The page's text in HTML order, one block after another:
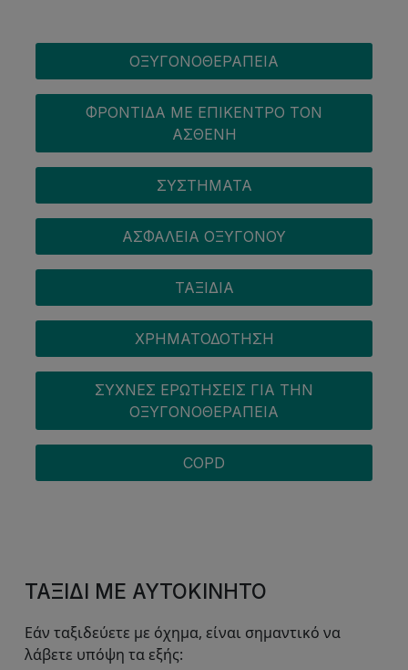
OXYGEN MENUΟΞΥΓΟΝΟΘΕΡΑΠΕΊΑ
ΦΡΟΝΤΊΔΑ ΜΕ ΕΠΊΚΕΝΤΡΟ ΤΟΝ
ΑΣΘΕΝΉ
ΣΥΣΤΉΜΑΤΑ
ΑΣΦΆΛΕΙΑ ΟΞΥΓΌΝΟΥ
ΤΑΞΊΔΙΑ
ΧΡΗΜΑΤΟΔΌΤΗΣΗ
ΣΥΧΝΈΣ ΕΡΩΤΉΣΕΙΣ ΓΙΑ ΤΗΝ
ΟΞΥΓΟΝΟΘΕΡΑΠΕΊΑ
COPD
ΤΑΞΊΔΙ ΜΕ ΑΥΤΟΚΊΝΗΤΟ
Εάν ταξιδεύετε με όχημα, είναι σημαντικό να
λάβετε υπόψη τα εξής: